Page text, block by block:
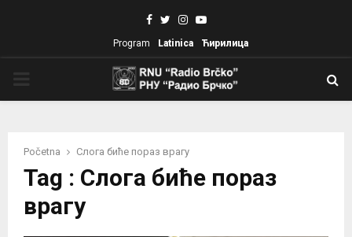
Facebook
TwitterInstagram
Youtube
Program Latinica Ћирилица
Početna Слога биће пораз врагу
Tag : Слога биће пораз
врагу